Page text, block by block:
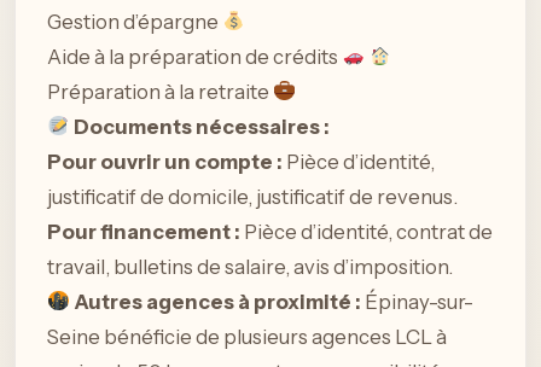
Gestion d’épargne
Aide à la préparation de crédits
Préparation à la retraite
Documents nécessaires :
Pour ouvrir un compte : Pièce d’identité,
justificatif de domicile, justificatif de revenus.
Pour financement : Pièce d’identité, contrat de
travail, bulletins de salaire, avis d’imposition.
Autres agences à proximité : Épinay-sur-
Seine bénéficie de plusieurs agences LCL à